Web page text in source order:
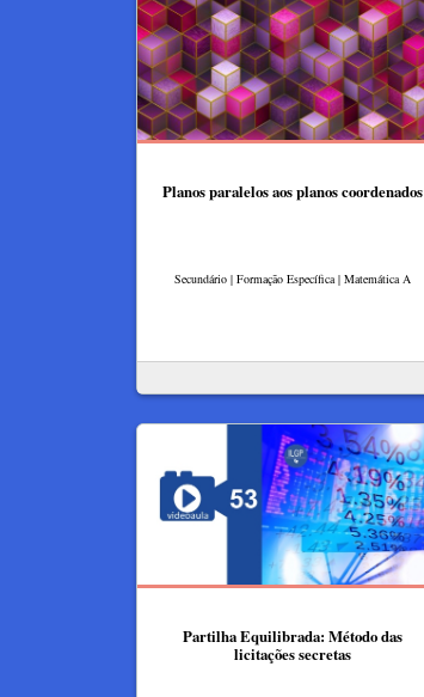
Planos paralelos aos planos coordenados
Secundário | Formação Específica | Matemática A
Partilha Equilibrada: Método das
licitações secretas